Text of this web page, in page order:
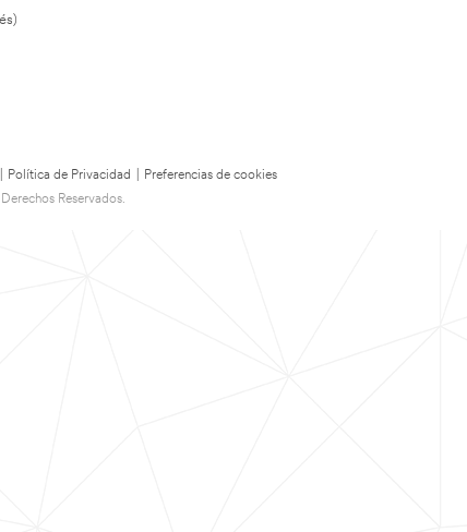
Política de Privacidad
Preferencias de cookies
Reservados.